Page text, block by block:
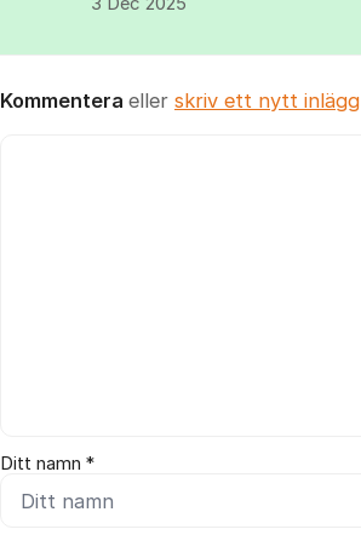
Kommentera eller skriv ett nytt inlägg
Ditt namn *